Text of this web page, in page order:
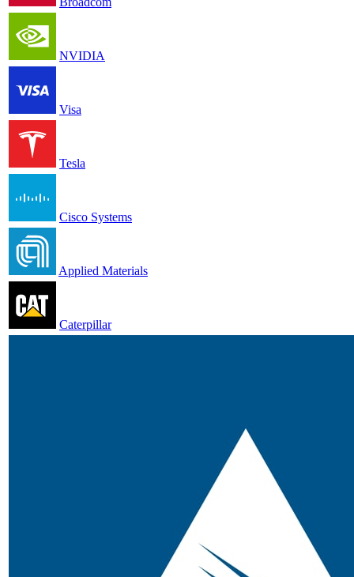
NVIDIA
Visa
Tesla
Cisco Systems
Applied Materials
Caterpillar